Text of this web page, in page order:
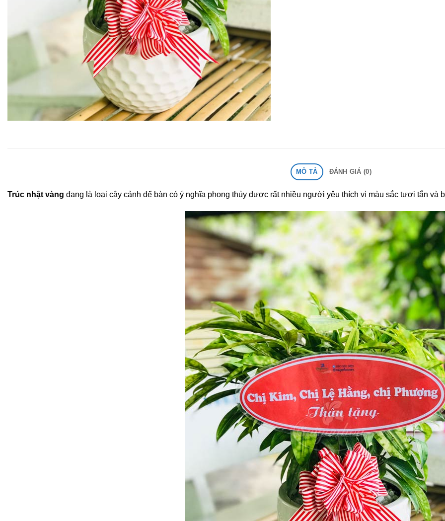
MÔ TẢ ĐÁNH GIÁ (0)
Trúc nhật vàng đang là loại cây cảnh để bàn có ý nghĩa phong thủy được rất nhiều người yêu thích vì màu sắc tươi tắn và